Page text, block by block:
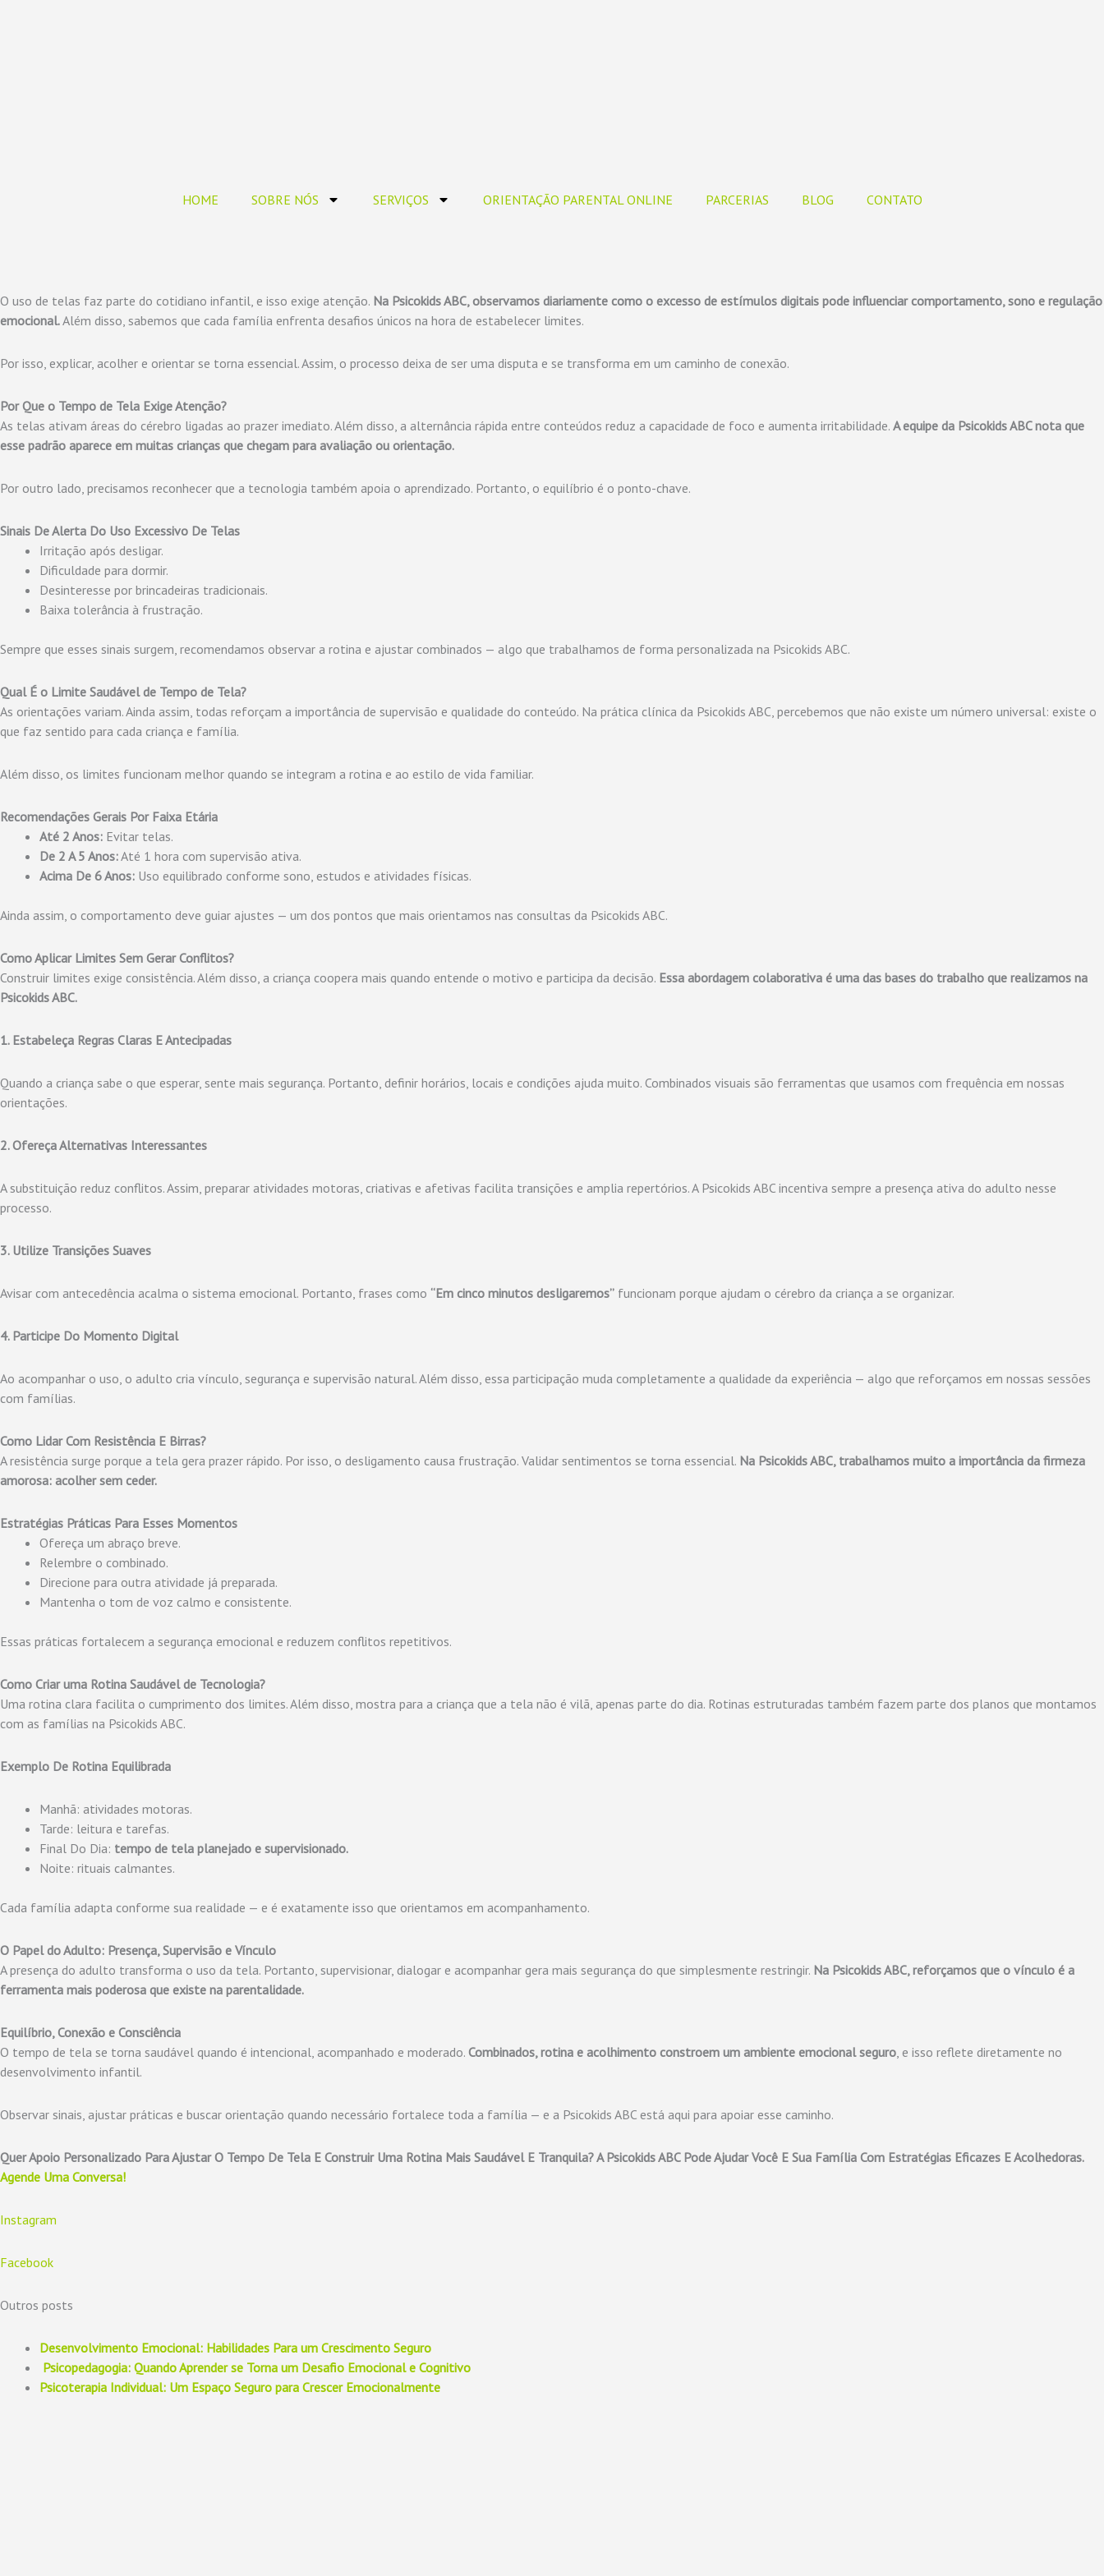
HOME SOBRE NÓS SERVIÇOS ORIENTAÇÃO PARENTAL ONLINE PARCERIAS BLOG CONTATO
O uso de telas faz parte do cotidiano infantil, e isso exige atenção. Na Psicokids ABC, observamos diariamente como o excesso de estímulos digitais pode influenciar comportamento, sono e regulação
emocional.Além disso, sabemos que cada família enfrenta desafios únicos na hora de estabelecer limites.
Por isso, explicar, acolher e orientar se torna essencial. Assim, o processo deixa de ser uma disputa e se transforma em um caminho de conexão.
Por Que o Tempo de Tela Exige Atenção?
As telas ativam áreas do cérebro ligadas ao prazer imediato. Além disso, a alternância rápida entre conteúdos reduz a capacidade de foco e aumenta irritabilidade. A equipe da Psicokids ABC nota que
esse padrão aparece em muitas crianças que chegam para avaliação ou orientação.
Por outro lado, precisamos reconhecer que a tecnologia também apoia o aprendizado. Portanto, o equilíbrio é o ponto-chave.
Sinais De Alerta Do Uso Excessivo De Telas
Irritação após desligar.
Dificuldade para dormir.
Desinteresse por brincadeiras tradicionais.
Baixa tolerância à frustração.
Sempre que esses sinais surgem, recomendamos observar a rotina e ajustar combinados — algo que trabalhamos de forma personalizada na Psicokids ABC.
Qual É o Limite Saudável de Tempo de Tela?
As orientações variam. Ainda assim, todas reforçam a importância de supervisão e qualidade do conteúdo. Na prática clínica da Psicokids ABC, percebemos que não existe um número universal: existe o
que faz sentido para cada criança e família.
Além disso, os limites funcionam melhor quando se integram a rotina e ao estilo de vida familiar.
Recomendações Gerais Por Faixa Etária
Até 2 Anos: Evitar telas.
De 2 A 5 Anos:Até 1 hora com supervisão ativa.
Acima De 6 Anos: Uso equilibrado conforme sono, estudos e atividades físicas.
Ainda assim, o comportamento deve guiar ajustes — um dos pontos que mais orientamos nas consultas da Psicokids ABC.
Como Aplicar Limites Sem Gerar Conflitos?
Construir limites exige consistência. Além disso, a criança coopera mais quando entende o motivo e participa da decisão. Essa abordagem colaborativa é uma das bases do trabalho que realizamos na
Psicokids ABC.
1. Estabeleça Regras Claras E Antecipadas
Quando a criança sabe o que esperar, sente mais segurança. Portanto, definir horários, locais e condições ajuda muito. Combinados visuais são ferramentas que usamos com frequência em nossas
orientações.
2. Ofereça Alternativas Interessantes
A substituição reduz conflitos. Assim, preparar atividades motoras, criativas e afetivas facilita transições e amplia repertórios. A Psicokids ABC incentiva sempre a presença ativa do adulto nesse
processo.
3. Utilize Transições Suaves
Avisar com antecedência acalma o sistema emocional. Portanto, frases como “Em cinco minutos desligaremos” funcionam porque ajudam o cérebro da criança a se organizar.
4. Participe Do Momento Digital
Ao acompanhar o uso, o adulto cria vínculo, segurança e supervisão natural. Além disso, essa participação muda completamente a qualidade da experiência — algo que reforçamos em nossas sessões
com famílias.
Como Lidar Com Resistência E Birras?
A resistência surge porque a tela gera prazer rápido. Por isso, o desligamento causa frustração. Validar sentimentos se torna essencial. Na Psicokids ABC, trabalhamos muito a importância da firmeza
amorosa: acolher sem ceder.
Estratégias Práticas Para Esses Momentos
Ofereça um abraço breve.
Relembre o combinado.
Direcione para outra atividade já preparada.
Mantenha o tom de voz calmo e consistente.
Essas práticas fortalecem a segurança emocional e reduzem conflitos repetitivos.
Como Criar uma Rotina Saudável de Tecnologia?
Uma rotina clara facilita o cumprimento dos limites. Além disso, mostra para a criança que a tela não é vilã, apenas parte do dia. Rotinas estruturadas também fazem parte dos planos que montamos
com as famílias na Psicokids ABC.
Exemplo De Rotina Equilibrada
Manhã: atividades motoras.
Tarde: leitura e tarefas.
Final Do Dia: tempo de tela planejado e supervisionado.
Noite: rituais calmantes.
Cada família adapta conforme sua realidade — e é exatamente isso que orientamos em acompanhamento.
O Papel do Adulto: Presença, Supervisão e Vínculo
A presença do adulto transforma o uso da tela. Portanto, supervisionar, dialogar e acompanhar gera mais segurança do que simplesmente restringir. Na Psicokids ABC, reforçamos que o vínculo é a
ferramenta mais poderosa que existe na parentalidade.
Equilíbrio, Conexão e Consciência
O tempo de tela se torna saudável quando é intencional, acompanhado e moderado. Combinados, rotina e acolhimento constroem um ambiente emocional seguro, e isso reflete diretamente no
desenvolvimento infantil.
Observar sinais, ajustar práticas e buscar orientação quando necessário fortalece toda a família — e a Psicokids ABC está aqui para apoiar esse caminho.
Quer Apoio Personalizado Para Ajustar O Tempo De Tela E Construir Uma Rotina Mais Saudável E Tranquila? A Psicokids ABC Pode Ajudar Você E Sua Família Com Estratégias Eficazes E Acolhedoras.
Agende Uma Conversa!
Instagram
Facebook
Outros posts
Desenvolvimento Emocional: Habilidades Para um Crescimento Seguro
Psicopedagogia: Quando Aprender se Torna um Desafio Emocional e Cognitivo
Psicoterapia Individual: Um Espaço Seguro para Crescer Emocionalmente